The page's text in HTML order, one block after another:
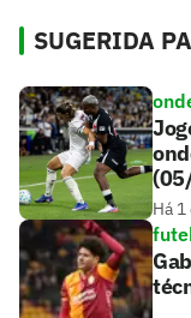
SUGERIDA
Há 1